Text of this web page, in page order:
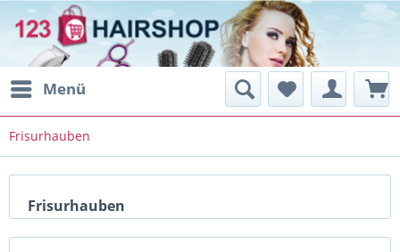
Menü
Frisurhauben
Frisurhauben